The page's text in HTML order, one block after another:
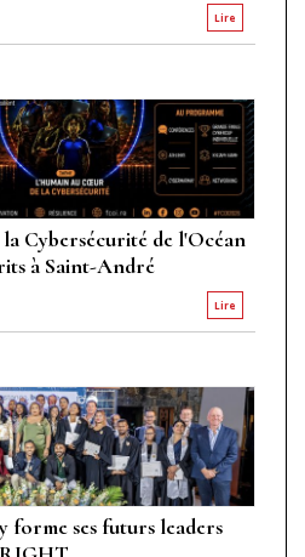
Lire
Cybersécurité de l'Océan
à Saint-André
Lire
forme ses futurs leaders